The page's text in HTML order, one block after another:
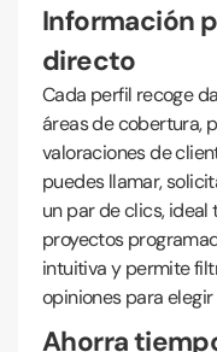
Información
directo
Cada perfil recoge
áreas de cobertura,
valoraciones de
puedes llamar,
un par de clics,
proyectos
intuitiva y permite
opiniones para
Ahorra